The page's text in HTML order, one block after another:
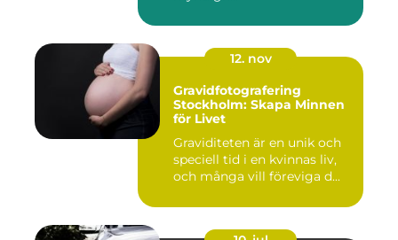
12. nov
Gravidfotografering
Stockholm: Skapa Minnen
för Livet
Graviditeten är en unik och
speciell tid i en kvinnas liv,
och många vill föreviga d...